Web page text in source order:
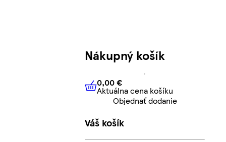
Nákupný košík
0,00 € Aktuálna cena košíku
0,00 €
Aktuálna cena košíku
Objednať dodanie
Váš košík